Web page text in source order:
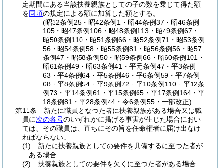
定期間にある当該扶養親族としての子の数を乗じて得た額
を同項の規定による額に加算した額とする。
(昭32条例25・昭42条例1・昭44条例37・昭46条例
105・昭47条例106・昭48条例113・昭49条例67・
昭50条例110・昭51条例66・昭52条例71・昭53条例
56・昭54条例58・昭55条例81・昭56条例56・昭57
条例47・昭58条例50・昭59条例66・昭60条例101・
昭61条例49・昭63条例41・平元条例47・平3条例
63・平4条例64・平5条例46・平6条例59・平7条例
68・平8条例54・平9条例72・平10条例110・平12条
例73・平14条例61・平15条例65・平17条例164・平
18条例81・平28条例44・令6条例55・一部改正)
第11条
新たに職員となつた者に扶養親族がある場合又は職
員に次の各号のいずれかに掲げる事実が生じた場合におい
ては、その職員は、直ちにその旨を任命権者に届け出なけ
ればならない。
(1)
新たに扶養親族としての要件を具備するに至つた者が
ある場合
(2)
扶養親族としての要件を欠くに至つた者がある場合